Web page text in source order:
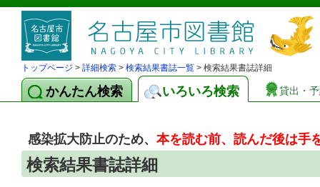
トップページ > 詳細検索 > 検索結果書誌一覧 > 検索結果書誌詳細
かんたん検索 いろいろ検索 貸出・
感染拡大防止のため、本を読む前、読んだ後は手
検索結果書誌詳細